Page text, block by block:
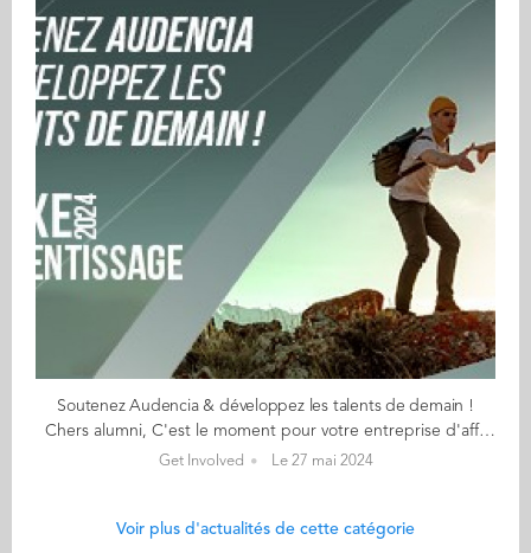
Soutenez Audencia & développez les talents de demain !
Chers alumni, C'est le moment pour votre entreprise d'affecter le solde de la taxe d'apprentissage, alors pourquoi choisir Audencia ? 👉 pour soutenir les parcours de plus de 7 200 apprenants sur l'ensemble de nos campus, 👉 pour renforcer la double compétence et le développement des programmes hybrides, 👉 pour consolider l'offre Gaïa dans l'ensemble de nos programmes, 👉 pour l'égalité des chances, la diversité et l'inclusion. Choisissez Audencia >>> La plateforme SOLTéA est ouverte, suivez le guide ! Accédez à SOLTéA avec le code d'accès fourni par Net Entreprises Estimez le pourcentage du montant de la solde de la taxe d'apprentissage à affecter à Audencia en téléchargeant le simulateur à votre disposition ici Sélectionnez Audencia et l'une des formations que vous souhaitez soutenir en cliquant ici Envoyez-nous dès maintenant votre intention de versement en complétant le formulaire hébergé ici >>> Participez au développement de nos campus Campus Nantes N° SIRET : 834 748 865 00013 Code UAI : 0440112H Campus Vendée N° SIRET : 834 748 865 00013 Code UAI : 0851689Z Campus Paris N° SIRET : 83474886500070 Code UAI : 0932857A Votre soutien est précieux ! Nous sommes à votre disposition pour toute information complémentaire. Nous vous remercions pour votre fidélité. Bien cordialement,
Get Involved Le 27 mai 2024
Voir plus d'actualités de cette catégorie